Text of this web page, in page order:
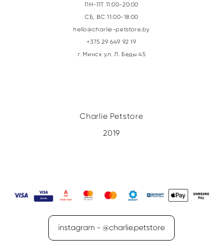
ПН-ПТ 11:00-20:00
СБ, ВС 11:00-18:00
hello@charlie-petstore.by
+375 29 649 92 19
г. Минск ул. Л. Беды 45
Charlie Petstore
2019
instagram - @charlie.petstore